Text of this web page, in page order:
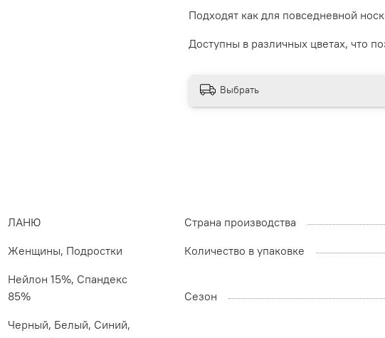
Подходят как для повседневной
Доступны в различных цветах, что
Выбрать
ЛАНЮ Страна производства
Женщины, Подростки Количество в упаковке
Нейлон 15%, Спандекс
85%
Сезон
Черный, Белый, Синий,